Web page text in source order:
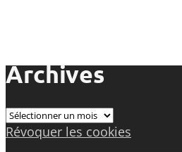
Archives
Archives
Révoquer les cookies